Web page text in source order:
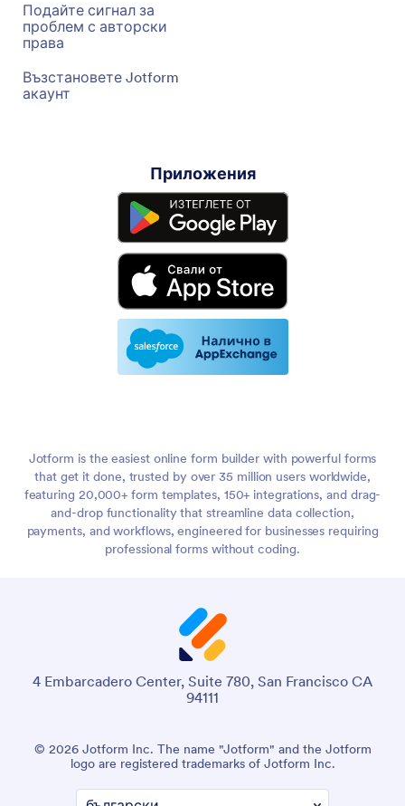
Подайте сигнал за
проблем с авторски
права
Възстановете Jotform
акаунт
Приложения
Jotform is the easiest online form builder with powerful forms
that get it done, trusted by over 35 million users worldwide,
featuring 20,000+ form templates, 150+ integrations, and drag-
and-drop functionality that streamline data collection,
payments, and workflows, engineered for businesses requiring
professional forms without coding.
4 Embarcadero Center, Suite 780, San Francisco CA
94111
© {година} Jotform АД Името „Jotform“ и логото на
Jotform са регистрирани търговски марки на Jotform АД